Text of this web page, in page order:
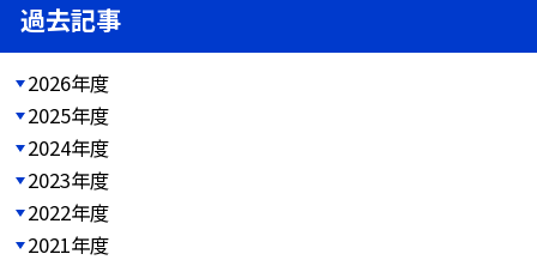
過去記事
2026年度
2025年度
2024年度
2023年度
2022年度
2021年度